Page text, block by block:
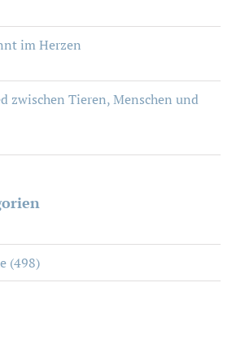
im Herzen
zwischen Tieren, Menschen und
(498)